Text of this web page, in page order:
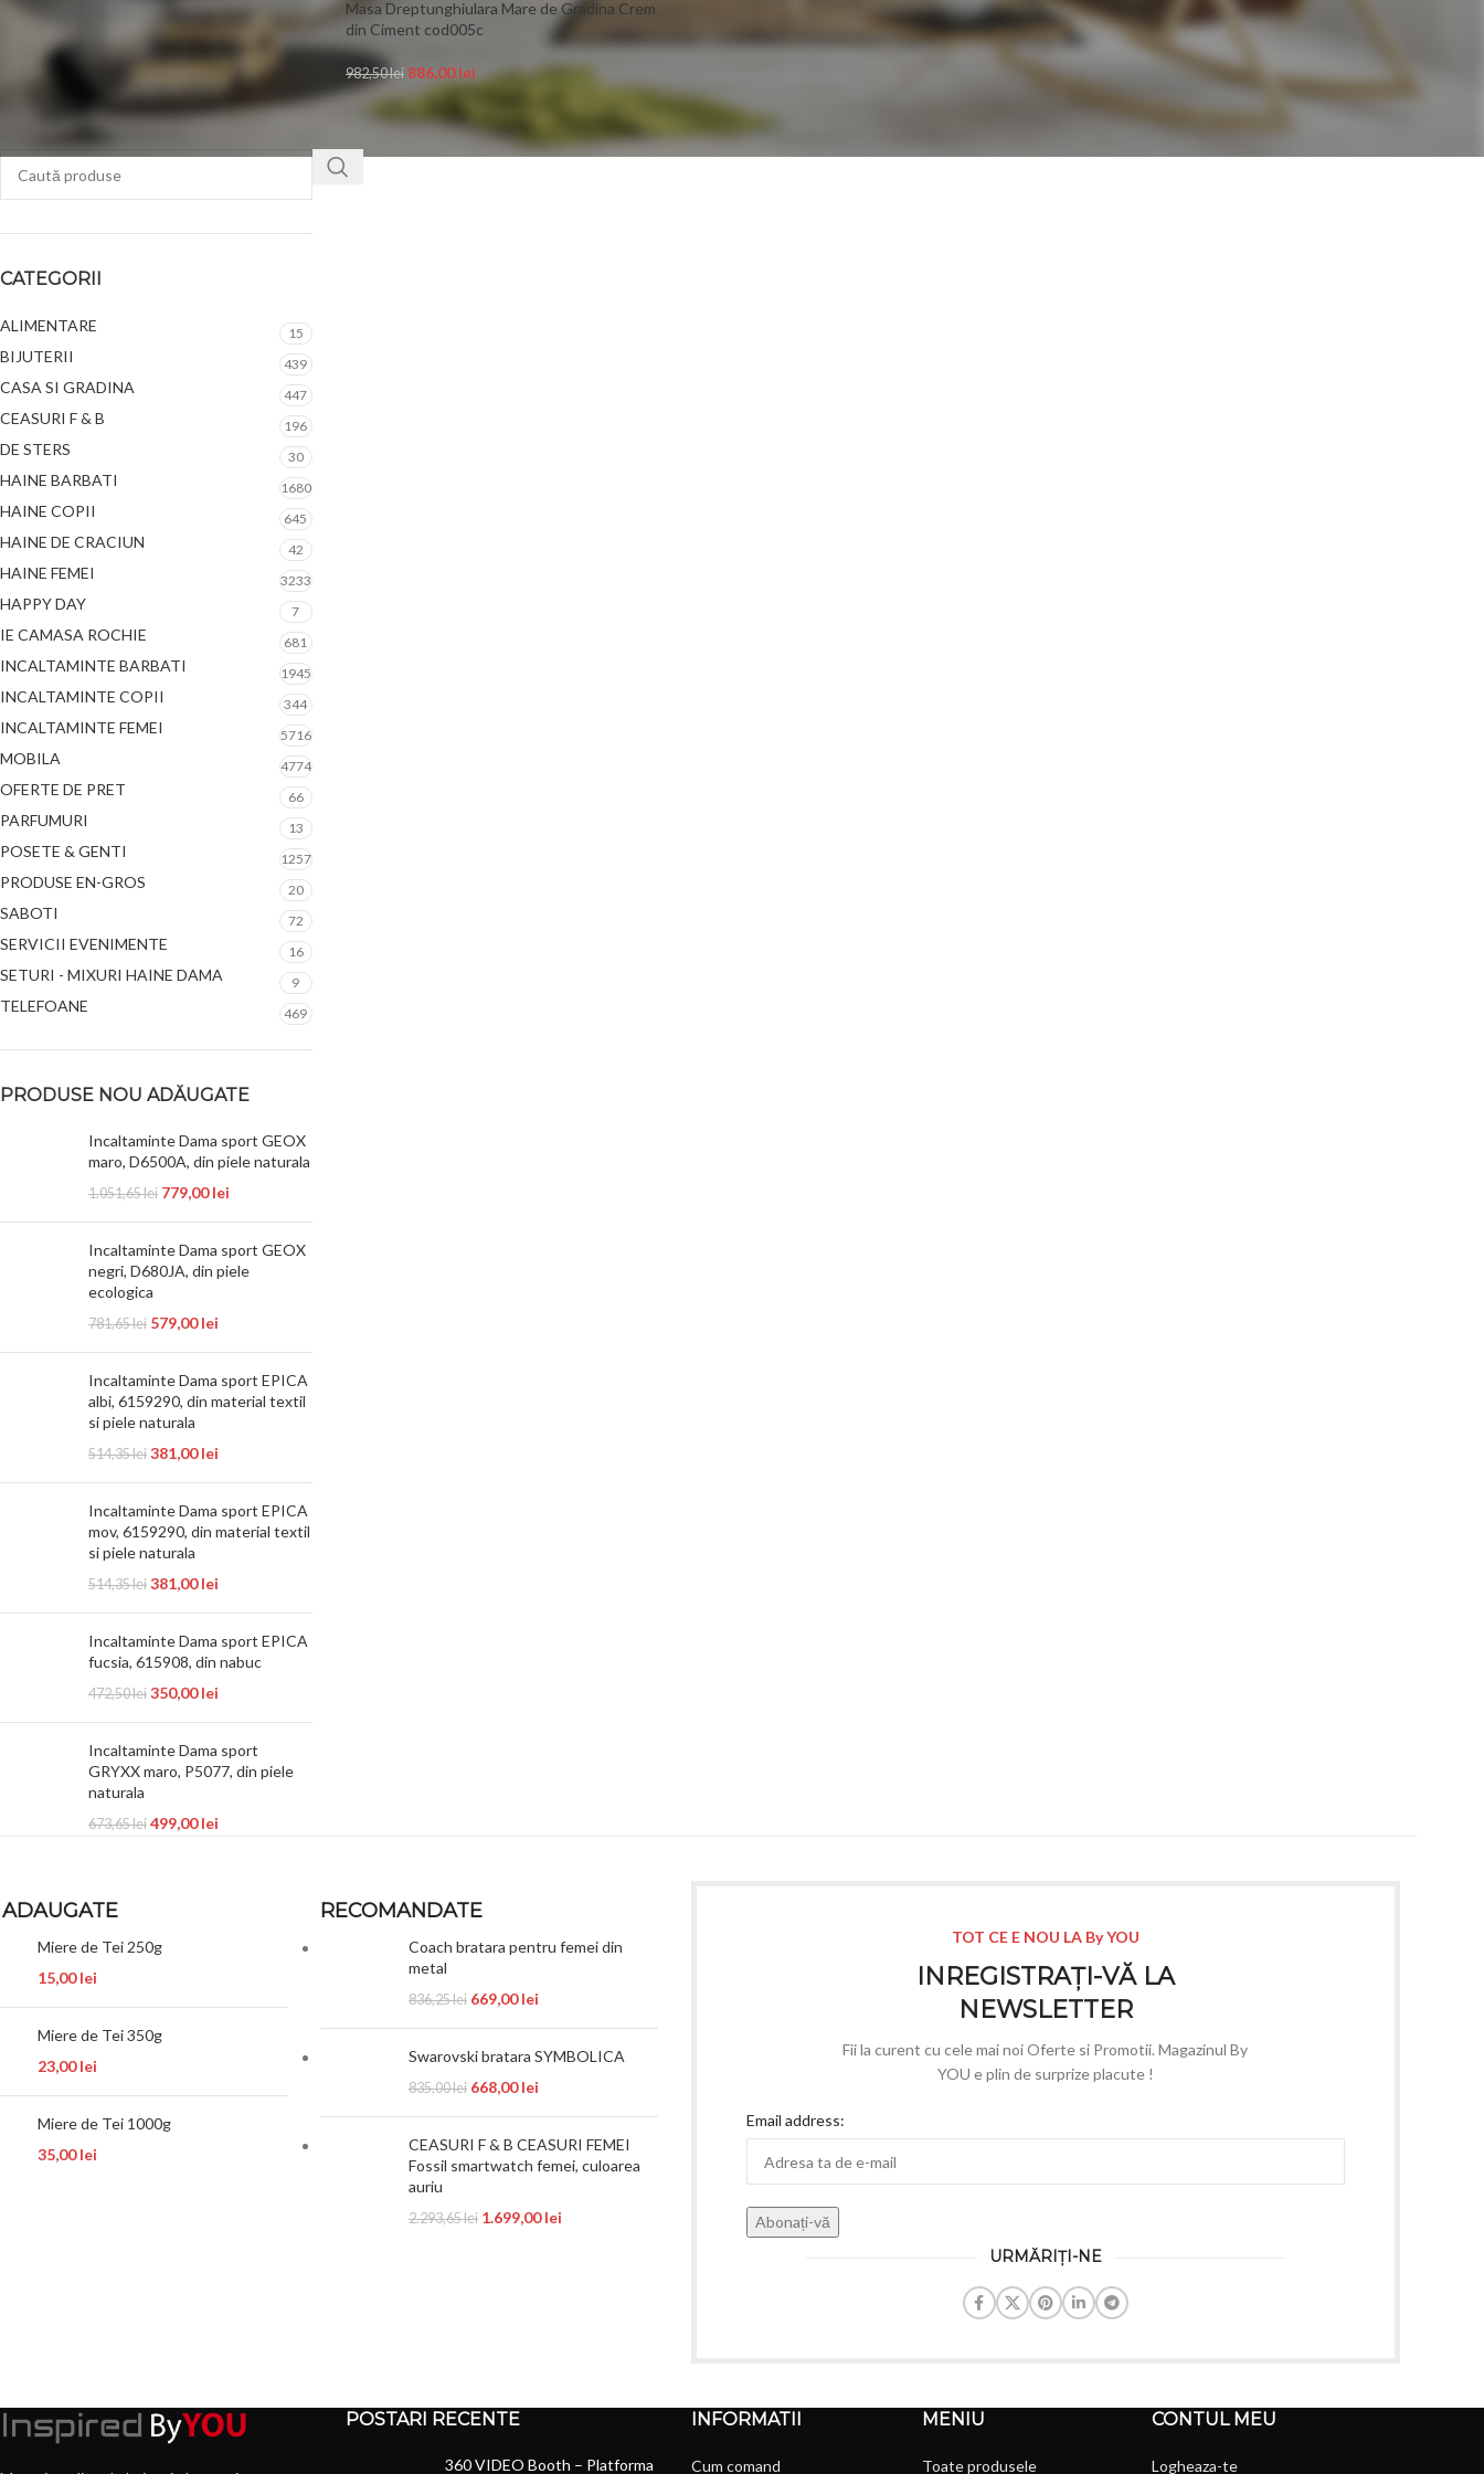
CATEGORII
ALIMENTARE 15
BIJUTERII 439
CASA SI GRADINA 447
CEASURI F & B 196
DE STERS 30
HAINE BARBATI 1680
HAINE COPII 645
HAINE DE CRACIUN 42
HAINE FEMEI 3233
HAPPY DAY 7
IE CAMASA ROCHIE 681
INCALTAMINTE BARBATI 1945
INCALTAMINTE COPII 344
INCALTAMINTE FEMEI 5716
MOBILA 4774
OFERTE DE PRET 66
PARFUMURI 13
POSETE & GENTI 1257
PRODUSE EN-GROS 20
SABOTI 72
SERVICII EVENIMENTE 16
SETURI - MIXURI HAINE DAMA 9
TELEFOANE 469
PRODUSE NOU ADĂUGATE
Incaltaminte Dama sport GEOX
maro, D6500A, din piele naturala
1.051,65lei 779,00lei
Incaltaminte Dama sport GEOX
negri, D680JA, din piele
ecologica
781,65lei 579,00lei
Incaltaminte Dama sport EPICA
albi, 6159290, din material textil
si piele naturala
514,35lei 381,00lei
Incaltaminte Dama sport EPICA
mov, 6159290, din material textil
si piele naturala
514,35lei 381,00lei
Incaltaminte Dama sport EPICA
fucsia, 615908, din nabuc
472,50lei 350,00lei
Incaltaminte Dama sport
GRYXX maro, P5077, din piele
naturala
673,65lei 499,00lei
Masa Dreptunghiulara Mare de Gradina Crem
din Ciment cod005c
982,50lei 886,00lei
Miere de Tei 250g
15,00lei
Miere de Tei 350g
23,00lei
Miere de Tei 1000g
35,00lei
RECOMANDATE
Coach bratara pentru femei din
metal
836,25lei 669,00lei
Swarovski bratara SYMBOLICA
835,00lei 668,00lei
CEASURI F & B CEASURI FEMEI
Fossil smartwatch femei, culoarea
auriu
2.293,65lei 1.699,00lei
TOT CE E NOU LA By YOU
INREGISTRAȚI-VĂ LA
NEWSLETTER
Fii la curent cu cele mai noi Oferte si Promotii. Magazinul By
YOU e plin de surprize placute !
Email address:
URMĂRIȚI-NE
POSTARI RECENTE
360 VIDEO Booth – Platforma
INFORMATII
Cum comand
MENIU
Toate produsele
CONTUL MEU
Logheaza-te